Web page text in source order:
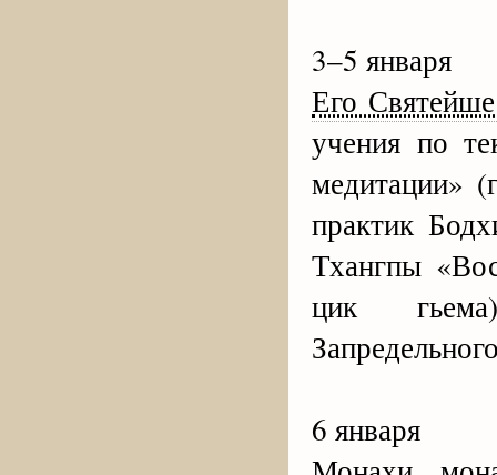
3–5 января
Его
учения по
медитации»
практик
Тхангпы
цик
6 января